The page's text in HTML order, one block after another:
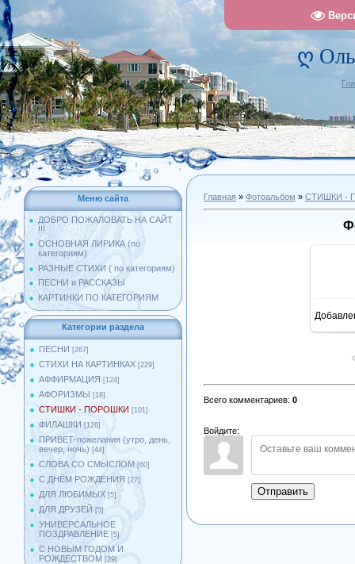
ღ
Меню сайта
ДОБРО ПОЖАЛОВАТЬ НА САЙТ
!!!
ОСНОВНАЯ ЛИРИКА (по
категориям)
РАЗНЫЕ СТИХИ ( по категориям)
ПЕСНИ и РАССКАЗЫ
КАРТИНКИ ПО КАТЕГОРИЯМ
Категории раздела
ПЕСНИ [267]
СТИХИ НА КАРТИНКАХ [229]
АФФИРМАЦИЯ [124]
АФОРИЗМЫ [18]
СТИШКИ - ПОРОШКИ [101]
ФИЛАШКИ [126]
ПРИВЕТ-пожелания (утро, день,
вечер, ночь) [44]
СЛОВА СО СМЫСЛОМ [60]
С ДНЁМ РОЖДЕНИЯ [27]
ДЛЯ ЛЮБИМЫХ [5]
ДЛЯ ДРУЗЕЙ [5]
УНИВЕРСАЛЬНОЕ
ПОЗДРАВЛЕНИЕ [5]
С НОВЫМ ГОДОМ И
РОЖДЕСТВОМ [29]
Главная » Фотоальбом » СТИШКИ -
Всего комментариев: 0
Войдите:
Отправить